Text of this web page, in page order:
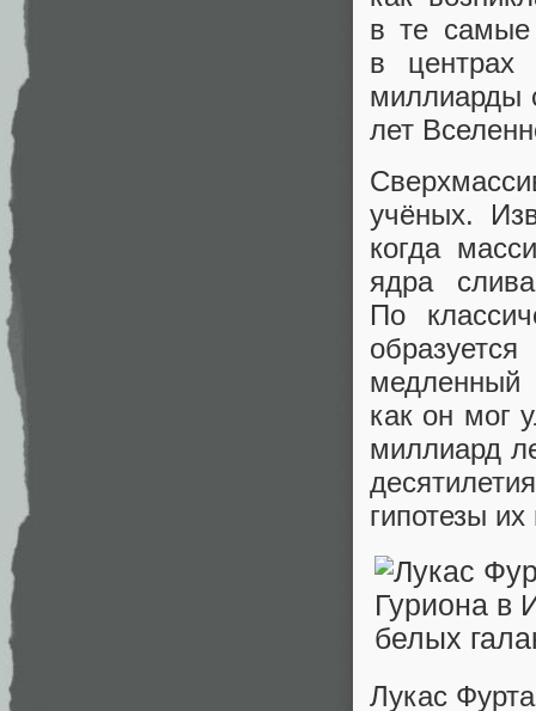
в те самые
в центрах
миллиарды
лет
учёных.
когда
ядра
По
медленный
как он мог
миллиард
гипотезы
Лукас